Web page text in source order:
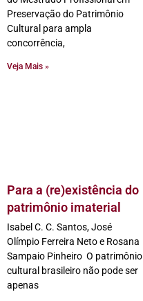
Preservação do Patrimônio
Cultural para ampla
concorrência,
Veja Mais »
Para a (re)existência do
patrimônio imaterial
Isabel C. C. Santos, José
Olímpio Ferreira Neto e Rosana
Sampaio Pinheiro O patrimônio
cultural brasileiro não pode ser
apenas